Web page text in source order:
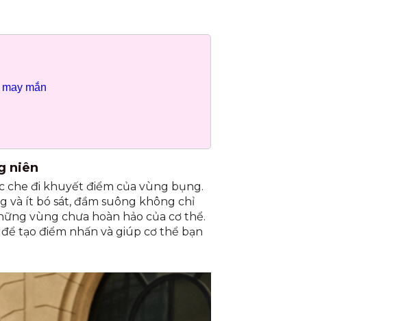
mắn
niên
che đi khuyết điểm của vùng bụng.
và ít bó sát, đầm suông không chỉ
vùng chưa hoàn hảo của cơ thể.
tạo điểm nhấn và giúp cơ thể bạn